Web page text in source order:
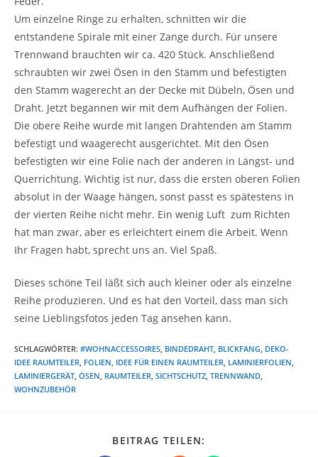
Um einzelne Ringe zu erhalten, schnitten wir die
entstandene Spirale mit einer Zange durch. Für unsere
Trennwand brauchten wir ca. 420 Stück. Anschließend
schraubten wir zwei Ösen in den Stamm und befestigten
den Stamm wagerecht an der Decke mit Dübeln, Ösen und
Draht. Jetzt begannen wir mit dem Aufhängen der Folien.
Die obere Reihe wurde mit langen Drahtenden am Stamm
befestigt und waagerecht ausgerichtet. Mit den Ösen
befestigten wir eine Folie nach der anderen in Längst- und
Querrichtung. Wichtig ist nur, dass die ersten oberen Folien
absolut in der Waage hängen, sonst passt es spätestens in
der vierten Reihe nicht mehr. Ein wenig Luft zum Richten
hat man zwar, aber es erleichtert einem die Arbeit. Wenn
Ihr Fragen habt, sprecht uns an. Viel Spaß.
Dieses schöne Teil läßt sich auch kleiner oder als einzelne
Reihe produzieren. Und es hat den Vorteil, dass man sich
seine Lieblingsfotos jeden Tag ansehen kann.
SCHLAGWÖRTER: #WOHNACCESSOIRES, BINDEDRAHT, BLICKFANG, DEKO-
IDEE RAUMTEILER, FOLIEN, IDEE FÜR EINEN RAUMTEILER, LAMINIERFOLIEN,
LAMINIERGERÄT, ÖSEN, RAUMTEILER, SICHTSCHUTZ, TRENNWAND,
WOHNZUBEHÖR
BEITRAG TEILEN: